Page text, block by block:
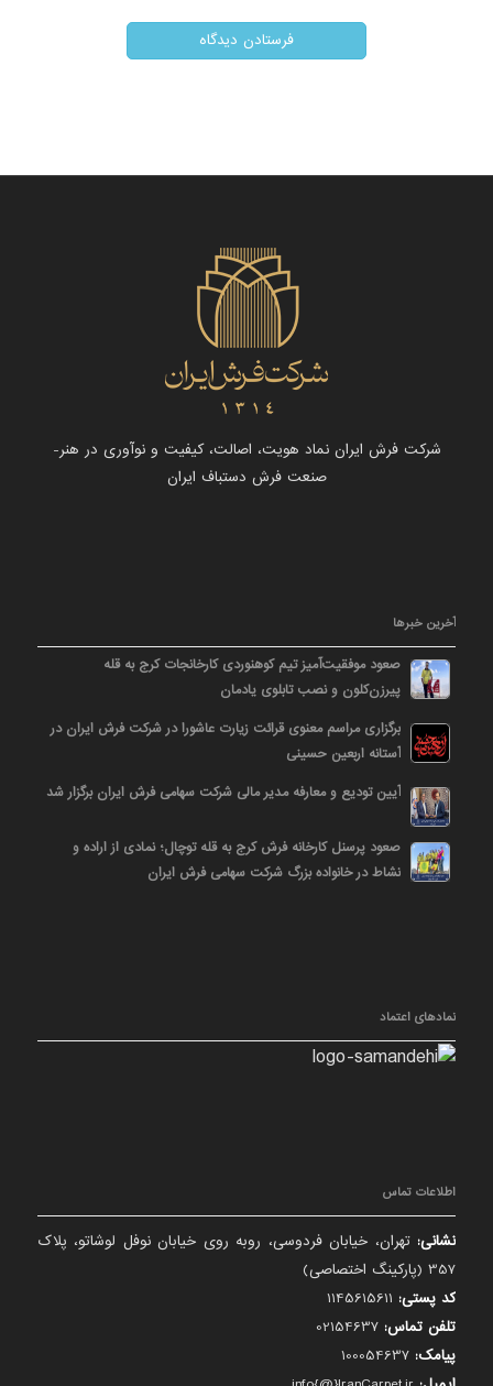
شرکت فرش ایران نماد هویت، اصالت، کیفیت و نوآوری در هنر-
صنعت فرش دستباف ایران
آخرین خبرها
صعود موفقیت‌آمیز تیم کوهنوردی کارخانجات کرج به قله
پیرزن‌کلون و نصب تابلوی یادمان
برگزاری مراسم معنوی قرائت زیارت عاشورا در شرکت فرش ایران در
آستانه اربعین حسینی
آیین تودیع و معارفه مدیر مالی شرکت سهامی فرش ایران برگزار شد
صعود پرسنل کارخانه فرش کرج به قله توچال؛ نمادی از اراده و
نشاط در خانواده بزرگ شرکت سهامی فرش ایران
نمادهای اعتماد
اطلاعات تماس
نشانی: تهران، خیابان فردوسی، روبه روی خیابان نوفل لوشاتو، پلاک
357 (پارکینگ اختصاصی)
کد پستی:
تلفن تماس:
پیامک: